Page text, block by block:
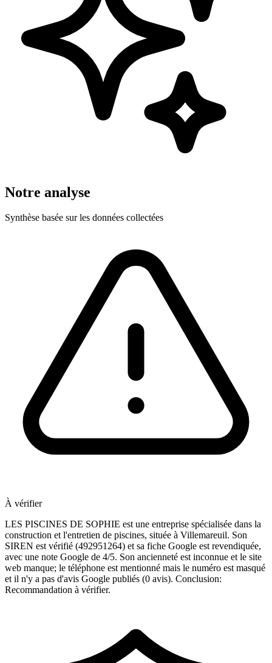
Notre analyse
Synthèse basée sur les données collectées
À vérifier
LES PISCINES DE SOPHIE est une entreprise spécialisée dans la
construction et l'entretien de piscines, située à Villemareuil. Son
SIREN est vérifié (492951264) et sa fiche Google est revendiquée,
avec une note Google de 4/5. Son ancienneté est inconnue et le site
web manque; le téléphone est mentionné mais le numéro est masqué
et il n'y a pas d'avis Google publiés (0 avis). Conclusion:
Recommandation à vérifier.